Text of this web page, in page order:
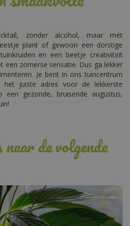
zonder alcohol, maar mét
plant of gewoon een dorstige
en een beetje creativiteit
zomerse sensatie. Dus ga lekker
Je bent in ons tuincentrum
het juiste adres voor de lekkerste
een gezonde, bruisende augustus,
de volgende